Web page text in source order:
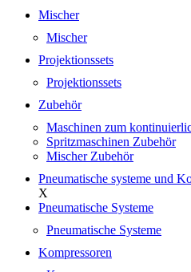
Mischer
Mischer
Projektionssets
Projektionssets
Zubehör
Maschinen zum
Spritzmaschinen Zubehör
Mischer Zubehör
Pneumatische systeme und
X
Pneumatische Systeme
Pneumatische Systeme
Kompressoren